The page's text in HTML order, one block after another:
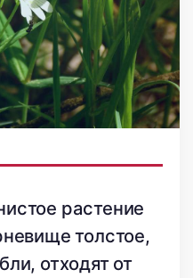
растение
толстое,
отходят от